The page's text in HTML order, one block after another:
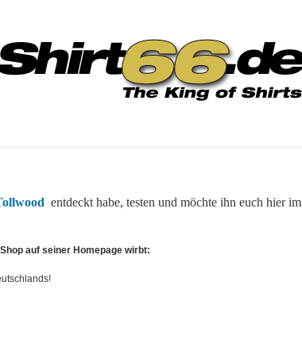
entdeckt habe, testen und möchte ihn euch hier im
auf seiner Homepage wirbt: